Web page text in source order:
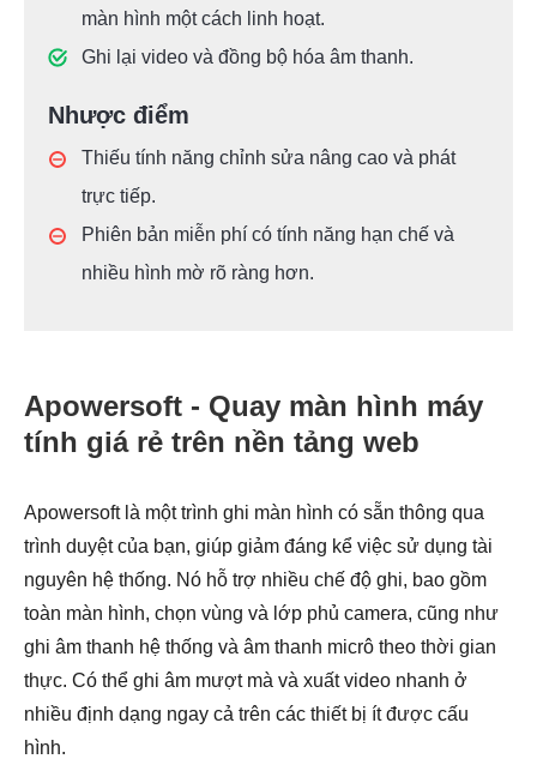
màn hình một cách linh hoạt.
Ghi lại video và đồng bộ hóa âm thanh.
Nhược điểm
Thiếu tính năng chỉnh sửa nâng cao và phát
trực tiếp.
Phiên bản miễn phí có tính năng hạn chế và
nhiều hình mờ rõ ràng hơn.
Apowersoft - Quay màn hình máy
tính giá rẻ trên nền tảng web
Apowersoft là một trình ghi màn hình có sẵn thông qua
trình duyệt của bạn, giúp giảm đáng kể việc sử dụng tài
nguyên hệ thống. Nó hỗ trợ nhiều chế độ ghi, bao gồm
toàn màn hình, chọn vùng và lớp phủ camera, cũng như
ghi âm thanh hệ thống và âm thanh micrô theo thời gian
thực. Có thể ghi âm mượt mà và xuất video nhanh ở
nhiều định dạng ngay cả trên các thiết bị ít được cấu
hình.